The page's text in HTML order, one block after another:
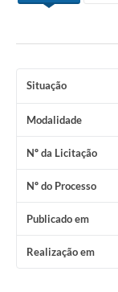
Contas Públicas
Legislação
Perguntas Frequentes
Transparência
Audiências Públicas
Editais
Situação
Modalidade
Nº da Licitação
Nº do Processo
Publicado em
Realização em